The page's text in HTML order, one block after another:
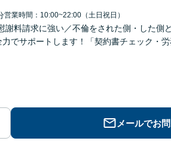
営業時間：10:00~22:00（土日祝日）
謝料請求に強い／不倫をされた側・した側
でサポートします！「契約書チェック・
メールでお